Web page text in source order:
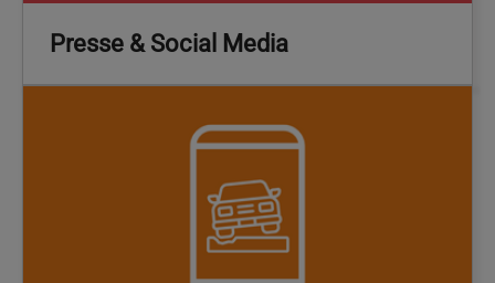
Presse & Social Media